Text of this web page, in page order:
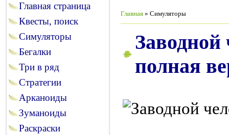
Главная страница
Квесты, поиск
Симуляторы
Бегалки
Три в ряд
Стратегии
Арканоиды
Зуманоиды
Раскраски
Главная » Симуляторы
Заводной
полная